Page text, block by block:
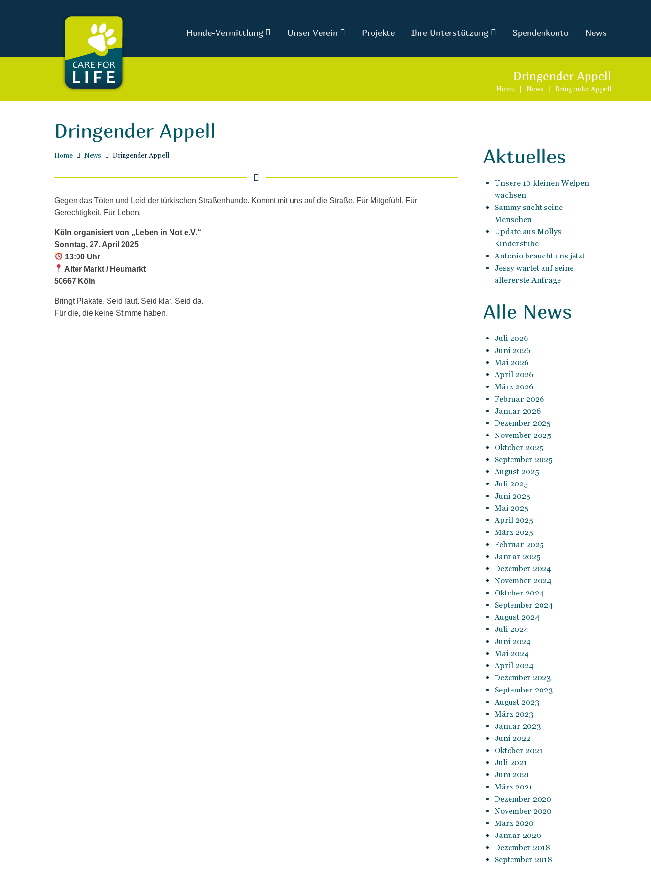
Hunde-Vermittlung Unser Verein Projekte Ihre Unterstützung Spendenkonto News
Dringender Appell
Home | News | Dringender Appell
Dringender Appell
Home News Dringender Appell
Gegen das Töten und Leid der türkischen Straßenhunde. Kommt mit uns auf die Straße. Für Mitgefühl. Für
Gerechtigkeit. Für Leben.
Köln organisiert von „Leben in Not e.V.“
Sonntag, 27. April 2025
13:00 Uhr
Alter Markt / Heumarkt
50667 Köln
Bringt Plakate. Seid laut. Seid klar. Seid da.
Für die, die keine Stimme haben.
Aktuelles
Unsere 10 kleinen Welpen
wachsen
Sammy sucht seine
Menschen
Update aus Mollys
Kinderstube
Antonio braucht uns jetzt
Jessy wartet auf seine
allererste Anfrage
Alle News
Juli 2026
Juni 2026
Mai 2026
April 2026
März 2026
Februar 2026
Januar 2026
Dezember 2025
November 2025
Oktober 2025
September 2025
August 2025
Juli 2025
Juni 2025
Mai 2025
April 2025
März 2025
Februar 2025
Januar 2025
Dezember 2024
November 2024
Oktober 2024
September 2024
August 2024
Juli 2024
Juni 2024
Mai 2024
April 2024
Dezember 2023
September 2023
August 2023
März 2023
Januar 2023
Juni 2022
Oktober 2021
Juli 2021
Juni 2021
März 2021
Dezember 2020
November 2020
März 2020
Januar 2020
Dezember 2018
September 2018